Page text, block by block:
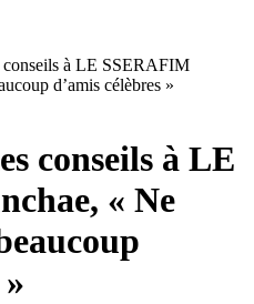
à LE SSERAFIM
d’amis célèbres »
conseils à LE
« Ne